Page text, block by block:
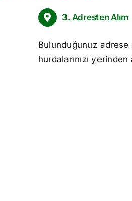
3. Adresten Alım
Bulunduğunuz adrese
hurdalarınızı yerinden